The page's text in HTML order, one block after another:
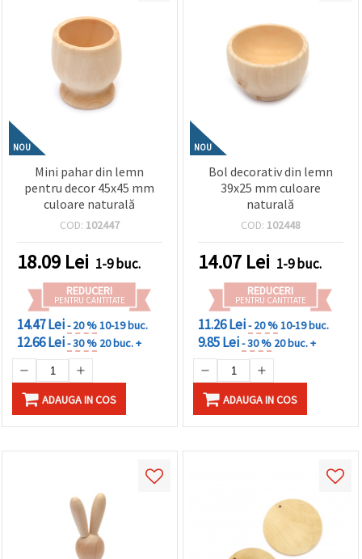
NOU
Mini pahar din lemn
pentru decor 45x45 mm
culoare naturală
COD: 102447
18.09 Lei 1-9 buc.
REDUCERI
PENTRU CANTITATE
14.47 Lei- 20 %10-19 buc.
12.66 Lei- 30 % 20 buc. +
ADAUGA IN COS
NOU
Bol decorativ din lemn
39x25 mm culoare
naturală
COD: 102448
14.07 Lei 1-9 buc.
REDUCERI
PENTRU CANTITATE
11.26 Lei- 20 %10-19 buc.
9.85 Lei- 30 % 20 buc. +
ADAUGA IN COS